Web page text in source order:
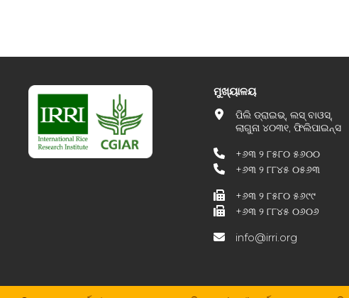
ମୁଖ୍ୟାଳୟ
ପିଲି ଡ୍ରାଇଭ୍, ଲସ୍ ବାଓସ୍,
ଲାଗୁନା ୪୦୩୧, ଫିଲିପାଇନ୍ସ
+୬୩ ୨ ୮୫୮୦ ୫୬୦୦
+୬୩ ୨ ୮୮୪୫ ୦୫୬୩
+୬୩ ୨ ୮୫୮୦ ୫୬୯୯
+୬୩ ୨ ୮୮୪୫ ୦୬୦୬
info@irri.org